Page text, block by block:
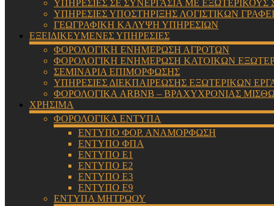
ΥΠΗΡΕΣΙΕΣ ΣΕ ΣΥΝΕΡΓΑΣΙΑ ΜΕ ΕΞΩΤΕΡΙΚΟΥΣ
ΥΠΗΡΕΣΙΕΣ ΥΠΟΣΤΗΡΙΞΗΣ ΛΟΓΙΣΤΙΚΩΝ
ΓΕΩΓΡΑΦΙΚΗ ΚΑΛΥΨΗ ΥΠΗΡΕΣΙΩΝ
ΕΞΕΙΔΙΚΕΥΜΕΝΕΣ ΥΠΗΡΕΣΙΕΣ
ΦΟΡΟΛΟΓΙΚΗ ΕΝΗΜΕΡΩΣΗ ΑΓΡΟΤΩΝ
ΦΟΡΟΛΟΓΙΚΗ ΕΝΗΜΕΡΩΣΗ ΚΑΤΟΙΚΩΝ
ΣΕΜΙΝΑΡΙΑ ΕΠΙΜΟΡΦΩΣΗΣ
ΥΠΗΡΕΣΙΕΣ ΔΙΕΚΠΑΙΡΕΩΣΗΣ ΕΞΩΤΕΡΙΚΩΝ
ΦΟΡΟΛΟΓΙΚΑ ARBNB – ΒΡΑΧΥΧΡΟΝΙΑΣ
ΧΡΗΣΙΜΑ
ΦΟΡΟΛΟΓΙΚΑ ΕΝΤΥΠΑ
ΕΝΤΥΠΟ ΦΟΡ. ΑΝΑΜΟΡΦΩΣΗ
ΕΝΤΥΠΟ ΦΠΑ
ΕΝΤΥΠΟ Ε1
ΕΝΤΥΠΟ Ε2
ΕΝΤΥΠΟ Ε3
ΕΝΤΥΠΟ Ε9
ΕΝΤΥΠΑ ΜΗΤΡΩΟΥ